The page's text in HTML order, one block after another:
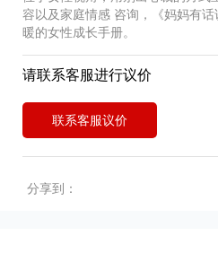
容以及家庭情感 咨询，《妈妈有
暖的女性成长手册。
请联系客服进行议价
联系客服议价
分享到：